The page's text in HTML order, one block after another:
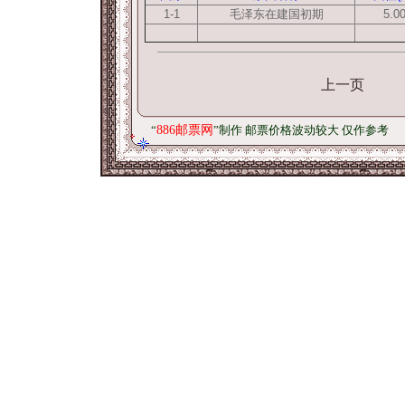
1-1
毛泽东在建国初期 5.00
上一页
“886邮票网 ”制作 邮票价格波动较大 仅作参考